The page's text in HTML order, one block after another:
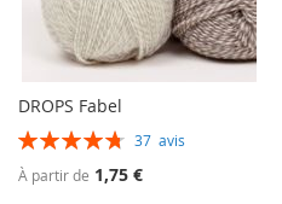
DROPS Fabel
Évaluation:
37 avis
À partir de 1,75 €